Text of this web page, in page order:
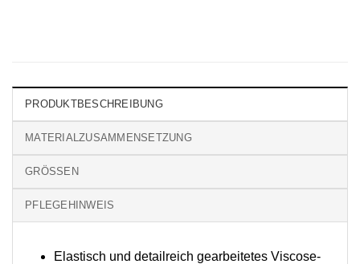
PRODUKTBESCHREIBUNG
MATERIALZUSAMMENSETZUNG
GRÖSSEN
PFLEGEHINWEIS
Elastisch und detailreich gearbeitetes Viscose-